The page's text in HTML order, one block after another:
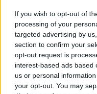
If you wish to opt-out of
processing of your
targeted advertising by
section to confirm your
opt-out request is
interest-based ads based
us or personal
your opt-out. You may
Pozostały
Zobacz, co